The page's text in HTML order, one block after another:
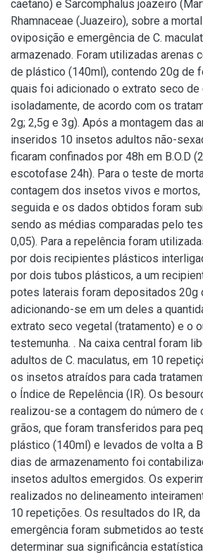
caetano) e Sarcomphalus joazeiro
Rhamnaceae (Juazeiro), sobre a
oviposição e emergência de C.
armazenado. Foram utilizadas arenas
de plástico (140ml), contendo 20g de
quais foi adicionado o extrato seco de
isoladamente, de acordo com os
2g; 2,5g e 3g). Após a montagem das
inseridos 10 insetos adultos não-
ficaram confinados por 48h em B.O.D
escotofase 24h). Para o teste de
contagem dos insetos vivos e
seguida e os dados obtidos foram
sendo as médias comparadas pelo
0,05). Para a repelência foram
por dois recipientes plásticos
por dois tubos plásticos, a um
potes laterais foram depositados 20g
adicionando-se em um deles a
extrato seco vegetal (tratamento) e o
testemunha. . Na caixa central foram
adultos de C. maculatus, em 10
os insetos atraídos para cada
o Índice de Repelência (IR). Os
realizou-se a contagem do número
grãos, que foram transferidos para
plástico (140ml) e levados de volta a
dias de armazenamento foi
insetos adultos emergidos. Os
realizados no delineamento
10 repetições. Os resultados do IR,
emergência foram submetidos ao
determinar sua significância